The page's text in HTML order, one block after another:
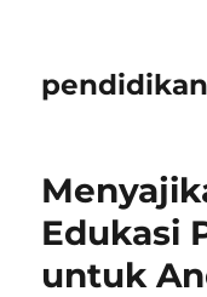
pendidikan
Edukasi
untuk